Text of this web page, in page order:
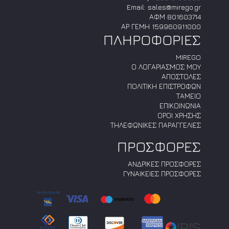
Email: sales@mirego.gr
ΑΦΜ 801603714
ΑΡ ΓΕΜΗ 159960911000
ΠΛΗΡΟΦΟΡΙΕΣ
MIREGO
Ο ΛΟΓΑΡΙΑΣΜΟΣ ΜΟΥ
ΑΠΟΣΤΟΛΕΣ
ΠΟΛΙΤΙΚΗ ΕΠΙΣΤΡΟΦΩΝ
ΤΑΜΕΙΟ
ΕΠΙΚΟΙΝΩΝΙΑ
ΟΡΟΙ ΧΡΗΣΗΣ
ΤΗΛΕΦΩΝΙΚΕΣ ΠΑΡΑΓΓΕΛΙΕΣ
ΠΡΟΣΦΟΡΕΣ
ΑΝΔΡΙΚΕΣ ΠΡΟΣΦΟΡΕΣ
ΓΥΝΑΙΚΕΙΕΣ ΠΡΟΣΦΟΡΕΣ